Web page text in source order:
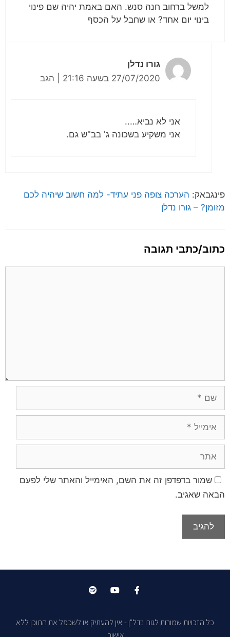
למשל ברחוב חנה סנש. האם באמת יהיה שם פינוי
בינוי יום אחד? או שחבל על הכסף
גורו נדלן
27/07/2020 בשעה 21:16
הגב
אני לא נביא…..
אני משקיע בשכונה ג' בב"ש גם.
פינגבאק: הערכה צופה פני עתיד- למה חשוב שיהיה לכם
מזומן? – גורו נדלן
כתוב/כתבי תגובה
שמור בדפדפן זה את השם, האימייל והאתר שלי לפעם
הבאה שאגיב.
כל הזכויות שמורות לגורו נדל"ן - אין להעתיק או לשכפל את התוכן ללא